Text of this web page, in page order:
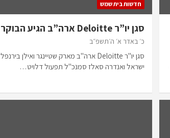
חדשות בית שמש
סגן יו”ר Deloitte ארה”ב הגיע הבוקר לביקור בעיר
כ׳ באדר א׳ ה׳תשפ״ב
ישראל ואנדרה סאלז סמנכ"ל תפעול דלויט…